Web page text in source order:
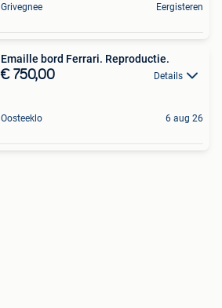
Grivegnee Eergisteren
Emaille bord Ferrari. Reproductie.
€ 750,00 Details
Oosteeklo 6 aug 26